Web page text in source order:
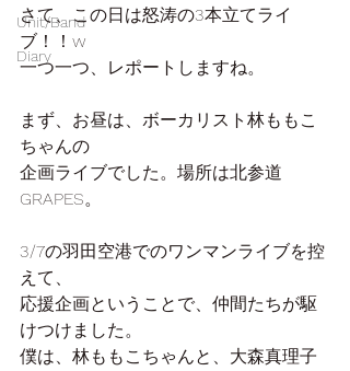
Unit/Band
Diary
さて、この日は怒涛の3本立てライ
ブ！！w
一つ一つ、レポートしますね。
まず、お昼は、ボーカリスト林ももこ
ちゃんの
企画ライブでした。場所は北参道
GRAPES。
3/7の羽田空港でのワンマンライブを控
えて、
応援企画ということで、仲間たちが駆
けつけました。
僕は、林ももこちゃんと、大森真理子